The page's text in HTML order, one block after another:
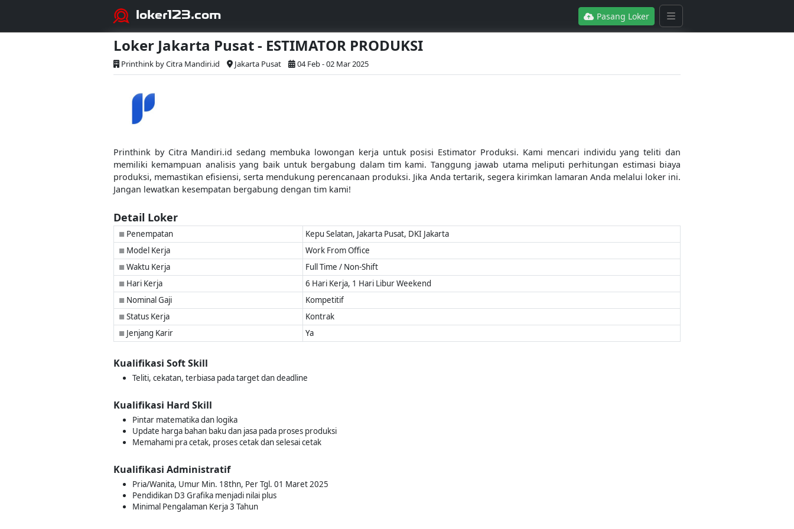
loker123.com Pasang Loker
Loker Jakarta Pusat - ESTIMATOR PRODUKSI
Printhink by Citra Mandiri.id Jakarta Pusat 04 Feb - 02 Mar 2025
Printhink by Citra Mandiri.id sedang membuka lowongan kerja untuk posisi Estimator Produksi. Kami mencari individu yang teliti dan
memiliki kemampuan analisis yang baik untuk bergabung dalam tim kami. Tanggung jawab utama meliputi perhitungan estimasi biaya
produksi, memastikan efisiensi, serta mendukung perencanaan produksi. Jika Anda tertarik, segera kirimkan lamaran Anda melalui loker ini.
Jangan lewatkan kesempatan bergabung dengan tim kami!
Detail Loker
■ Penempatan Kepu Selatan, Jakarta Pusat, DKI Jakarta
■ Model Kerja Work From Office
■ Waktu Kerja Full Time / Non-Shift
■ Hari Kerja 6 Hari Kerja, 1 Hari Libur Weekend
■ Nominal Gaji Kompetitif
■ Status Kerja Kontrak
■ Jenjang Karir Ya
Kualifikasi Soft Skill
Teliti, cekatan, terbiasa pada target dan deadline
Kualifikasi Hard Skill
Pintar matematika dan logika
Update harga bahan baku dan jasa pada proses produksi
Memahami pra cetak, proses cetak dan selesai cetak
Kualifikasi Administratif
Pria/Wanita, Umur Min. 18thn, Per Tgl. 01 Maret 2025
Pendidikan D3 Grafika menjadi nilai plus
Minimal Pengalaman Kerja 3 Tahun